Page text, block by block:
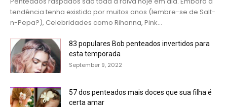
tendência tenha existido por muitos anos (lembre-se de Salt-
n-Pepa?), Celebridades como Rihanna, Pink...
83 populares Bob penteados invertidos para
esta temporada
September 9, 2022
57 dos penteados mais doces que sua filha é
certa amar